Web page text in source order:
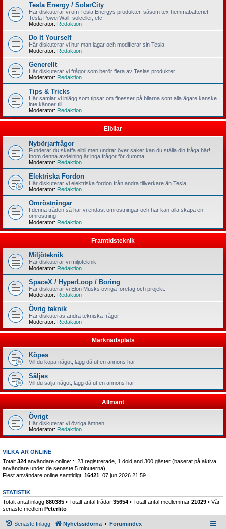
Tesla Energy / SolarCity
Här diskuterar vi om Tesla Energys produkter, såsom tex hemmabatteriet
Tesla PowerWall, solceller, etc.
Moderator: Redaktion
Do It Yourself
Här diskuterar vi hur man lagar och modifierar sin Tesla.
Moderator: Redaktion
Generellt
Här diskuterar vi frågor som berör flera av Teslas produkter.
Moderator: Redaktion
Tips & Tricks
Här samlar vi inlägg som tipsar om finesser på bilarna som alla ägare kanske
inte känner till.
Moderator: Redaktion
Elbilar
Nybörjarfrågor
Funderar du skaffa elbil men undrar över saker kan du ställa din fråga här!
Inom denna avdelning är inga frågor för dumma.
Moderator: Redaktion
Elektriska Fordon
Här diskuterar vi elektriska fordon från andra tillverkare än Tesla
Moderator: Redaktion
Omröstningar
I denna tråden så har vi endast omröstningar och här kan alla skapa en
omröstning
Moderator: Redaktion
Framtidsteknik
Miljöteknik
Här diskuterar vi miljöteknik.
Moderator: Redaktion
SpaceX / HyperLoop / Boring
Här diskuterar vi Elon Musks övriga företag och projekt.
Moderator: Redaktion
Övrig teknik
Här diskuteras andra tekniska frågor
Moderator: Redaktion
Marknadsplats
Köpes
Vill du köpa något, lägg då ut en annons här
Säljes
Vill du sälja något, lägg då ut en annons här
Allmänt
Övrigt
Här diskuterar vi övriga ämnen.
Moderator: Redaktion
VILKA ÄR ONLINE
Totalt 324 användare online: :: 23 registrerade, 1 dold and 300 gäster (baserat på aktiva
användare under de senaste 5 minuterna)
Flest användare online samtidigt: 16421 , 07 jun 2026 21:59
STATISTIK
Totalt antal inlägg 880385 • Totalt antal trådar 35654 • Totalt antal medlemmar 21029 • Vår
senaste medlem Peterlito
Senaste Inlägg Nyhetssidorna Forumindex